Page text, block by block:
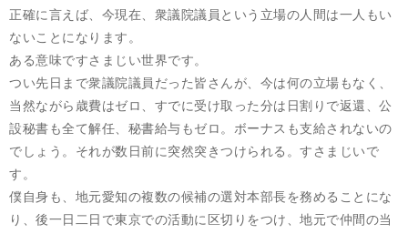
正確に言えば、今現在、衆議院議員という立場の人間は一人もい
ないことになります。
ある意味ですさまじい世界です。
つい先日まで衆議院議員だった皆さんが、今は何の立場もなく、
当然ながら歳費はゼロ、すでに受け取った分は日割りで返還、公
設秘書も全て解任、秘書給与もゼロ。ボーナスも支給されないの
でしょう。それが数日前に突然突きつけられる。すさまじいで
す。
僕自身も、地元愛知の複数の候補の選対本部長を務めることにな
り、後一日二日で東京での活動に区切りをつけ、地元で仲間の当